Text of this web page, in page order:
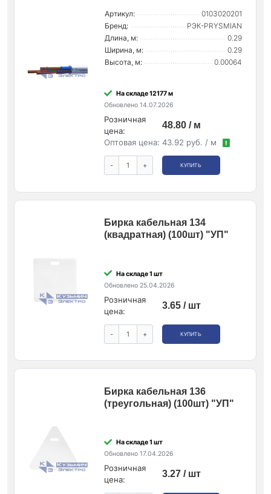
Артикул:
0103020201
Бренд:
РЭК-PRYSMIAN
Длина, м:
0.29
Ширина, м:
0.29
Высота, м:
0.00064
На складе 12177 м
Обновлено 14.07.2026
Розничная
цена:
48.80 / м
Оптовая цена: 43.92 руб. / м !
- + КУПИТЬ
Бирка кабельная 134
(квадратная) (100шт) "УП"
На складе 1 шт
Обновлено 25.04.2026
Розничная
цена:
3.65 / шт
- + КУПИТЬ
Бирка кабельная 136
(треугольная) (100шт) "УП"
На складе 1 шт
Обновлено 17.04.2026
Розничная
цена:
3.27 / шт